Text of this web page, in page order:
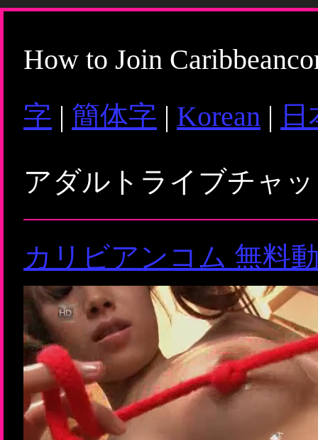
How to Join
字 | 簡体字 | Korean |
アダルトライブチャ
カリビアンコム 無料